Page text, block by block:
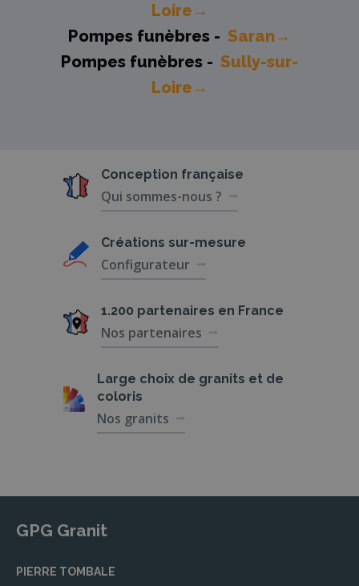
Loire→
Pompes funèbres - Saran→
Pompes funèbres - Sully-sur-
Loire→
Conception française
Qui sommes-nous ?
Créations sur-mesure
Configurateur
1.200 partenaires en France
Nos partenaires
Large choix de granits et de
coloris
Nos granits
GPG Granit
PIERRE TOMBALE